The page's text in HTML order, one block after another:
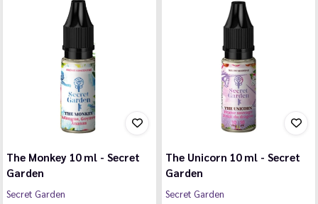
The Monkey 10 ml - Secret
Garden
Secret Garden
The Unicorn 10 ml - Secret
Garden
Secret Garden